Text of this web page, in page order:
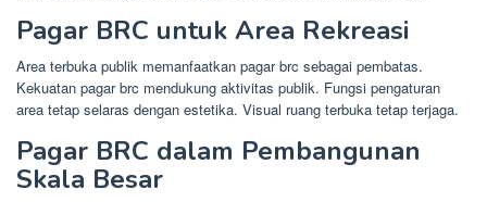
Pagar BRC untuk Area Rekreasi
Area terbuka publik memanfaatkan pagar brc sebagai pembatas.
Kekuatan pagar brc mendukung aktivitas publik. Fungsi pengaturan
area tetap selaras dengan estetika. Visual ruang terbuka tetap terjaga.
Pagar BRC dalam Pembangunan
Skala Besar